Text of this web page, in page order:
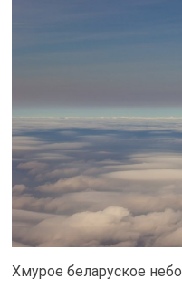
Хмурое беларуское небо